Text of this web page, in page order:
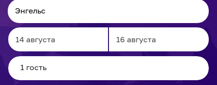
Navigate
forward
to
Navigate
to